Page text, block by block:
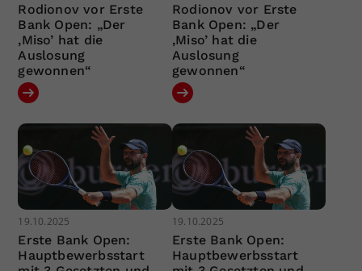
Rodionov vor Erste
Bank Open: „Der
‚Miso’ hat die
Auslosung
gewonnen“
Rodionov vor Erste
Bank Open: „Der
‚Miso’ hat die
Auslosung
gewonnen“
19.10.2025
Erste Bank Open:
Hauptbewerbsstart
19.10.2025
Erste Bank Open:
Hauptbewerbsstart